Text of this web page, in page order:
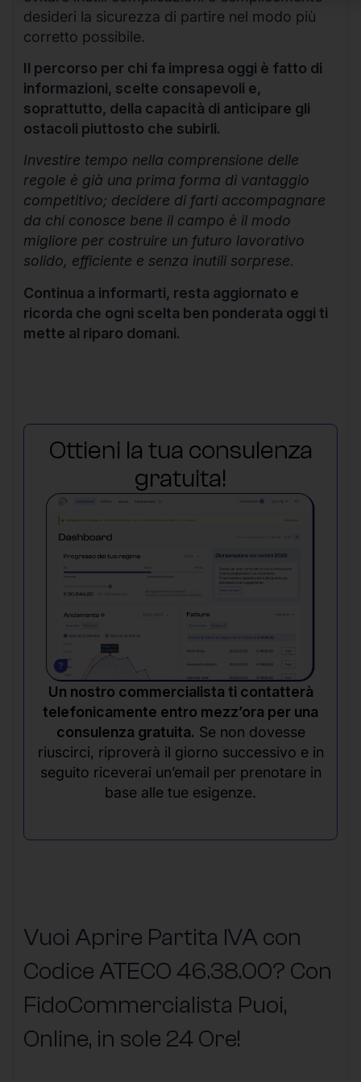
desideri la sicurezza di partire nel modo più
corretto possibile.
Il percorso per chi fa impresa oggi è fatto di
informazioni, scelte consapevoli e,
soprattutto, della capacità di anticipare gli
ostacoli piuttosto che subirli.
Investire tempo nella comprensione delle
regole è già una prima forma di vantaggio
competitivo; decidere di farti accompagnare
da chi conosce bene il campo è il modo
migliore per costruire un futuro lavorativo
solido, efficiente e senza inutili sorprese.
Continua a informarti, resta aggiornato e
ricorda che ogni scelta ben ponderata oggi ti
mette al riparo domani.
Ottieni la tua consulenza
gratuita!
Un nostro commercialista ti contatterà
telefonicamente entro mezz’ora per una
consulenza gratuita. Se non dovesse
riuscirci, riproverà il giorno successivo e in
seguito riceverai un’email per prenotare in
base alle tue esigenze.
Vuoi Aprire Partita IVA con
Codice ATECO 46.38.00? Con
FidoCommercialista Puoi,
Online, in sole 24 Ore!